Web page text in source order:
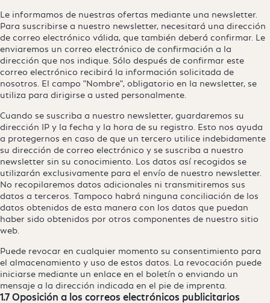
Le informamos de nuestras ofertas mediante una newsletter.
Para suscribirse a nuestro newsletter, necesitará una dirección
de correo electrónico válida, que también deberá confirmar. Le
enviaremos un correo electrónico de confirmación a la
dirección que nos indique. Sólo después de confirmar este
correo electrónico recibirá la información solicitada de
nosotros. El campo "Nombre", obligatorio en la newsletter, se
utiliza para dirigirse a usted personalmente.
Cuando se suscriba a nuestro newsletter, guardaremos su
dirección IP y la fecha y la hora de su registro. Esto nos ayuda
a protegernos en caso de que un tercero utilice indebidamente
su dirección de correo electrónico y se suscriba a nuestro
newsletter sin su conocimiento. Los datos así recogidos se
utilizarán exclusivamente para el envío de nuestro newsletter.
No recopilaremos datos adicionales ni transmitiremos sus
datos a terceros. Tampoco habrá ninguna conciliación de los
datos obtenidos de esta manera con los datos que puedan
haber sido obtenidos por otros componentes de nuestro sitio
web.
Puede revocar en cualquier momento su consentimiento para
el almacenamiento y uso de estos datos. La revocación puede
iniciarse mediante un enlace en el boletín o enviando un
mensaje a la dirección indicada en el pie de imprenta.
1.7 Oposición a los correos electrónicos publicitarios